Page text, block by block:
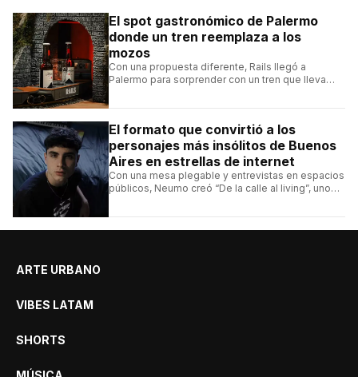
El spot gastronómico de Palermo
donde un tren reemplaza a los
mozos
Con una propuesta diferente, Rails llegó a
Palermo para sorprender con un tren que lleva
El formato que convirtió a los
personajes más insólitos de Buenos
Aires en estrellas de internet
Con una mesa plegable y entrevistas en espacios
públicos, Neumo creó “De la calle al living”, uno
ARTE URBANO
VIBES LATAM
SHORTS